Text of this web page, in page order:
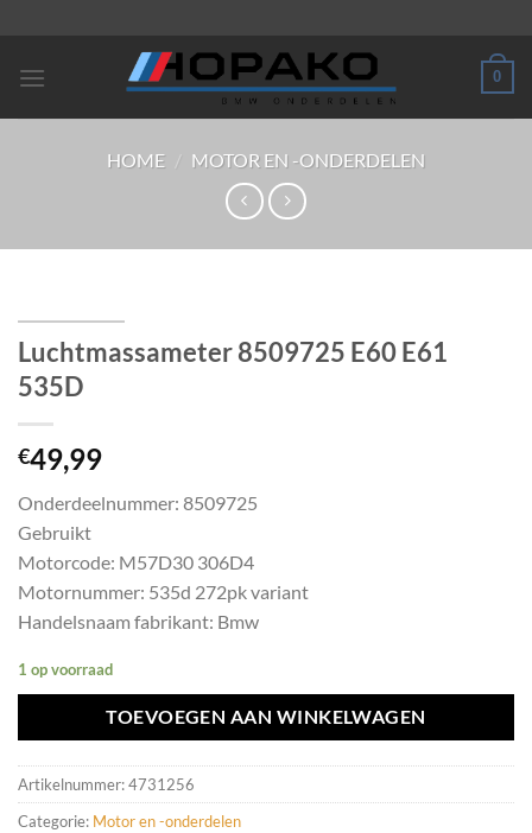
inhoud
0
HOME / MOTOR EN -ONDERDELEN
Luchtmassameter 8509725 E60 E61
535D
€49,99
Onderdeelnummer: 8509725
Gebruikt
Motorcode: M57D30 306D4
Motornummer: 535d 272pk variant
Handelsnaam fabrikant: Bmw
1 op voorraad
TOEVOEGEN AAN WINKELWAGEN
Artikelnummer:4731256
Categorie: Motor en -onderdelen